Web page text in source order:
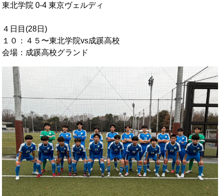
東北学院 0-4 東京ヴェルディ
４日目(28日)
１０：４５〜東北学院vs成蹊高校
会場：成蹊高校グランド